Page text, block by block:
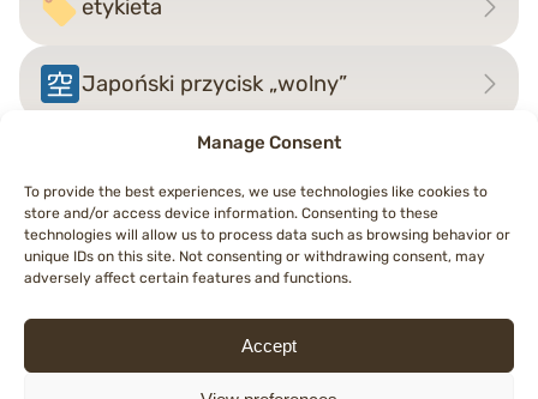
Manage Consent
To provide the best experiences, we use technologies like cookies to
store and/or access device information. Consenting to these
technologies will allow us to process data such as browsing behavior or
unique IDs on this site. Not consenting or withdrawing consent, may
adversely affect certain features and functions.
Accept
etykieta
Japoński przycisk „wolny”
Nawigacja
wpisu
←Japoński przycisk
'aplikacja’
Japoński przycisk 'otwarte
dla biznesu’→